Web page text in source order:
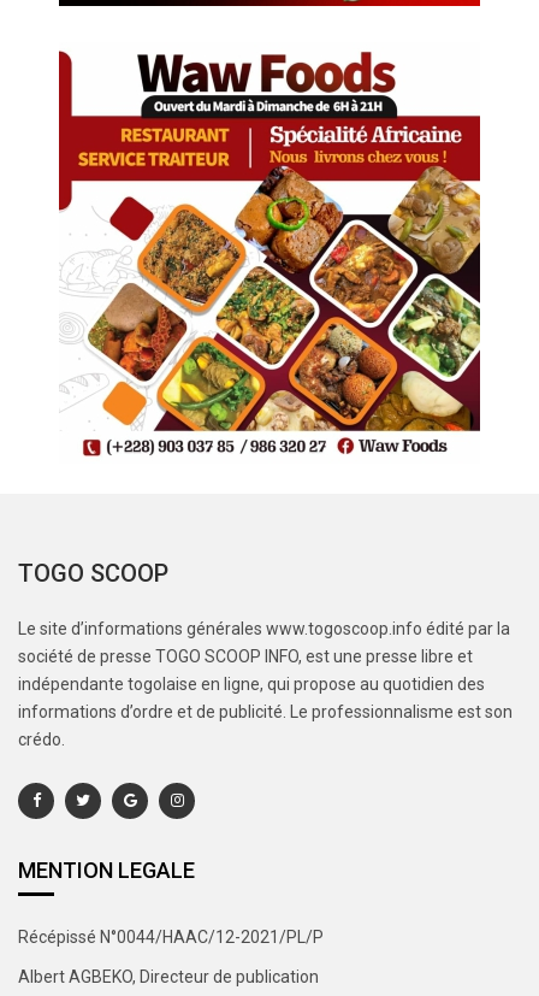
TOGO SCOOP
Le site d’informations générales www.togoscoop.info édité par la
société de presse TOGO SCOOP INFO, est une presse libre et
indépendante togolaise en ligne, qui propose au quotidien des
informations d’ordre et de publicité. Le professionnalisme est son
crédo.
MENTION LEGALE
Récépissé N°0044/HAAC/12-2021/PL/P
Albert AGBEKO, Directeur de publication